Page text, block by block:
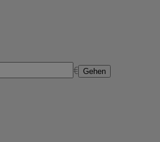
€ Gehen